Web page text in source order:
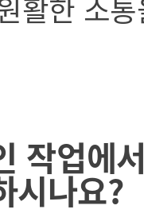
활한 소
작업에
시나요?